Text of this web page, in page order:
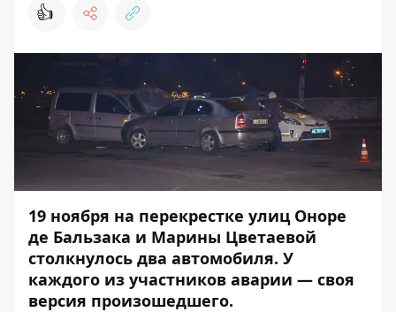
👍
19 ноября на перекрестке улиц Оноре
де Бальзака и Марины Цветаевой
столкнулось два автомобиля. У
каждого из участников аварии — своя
версия произошедшего.